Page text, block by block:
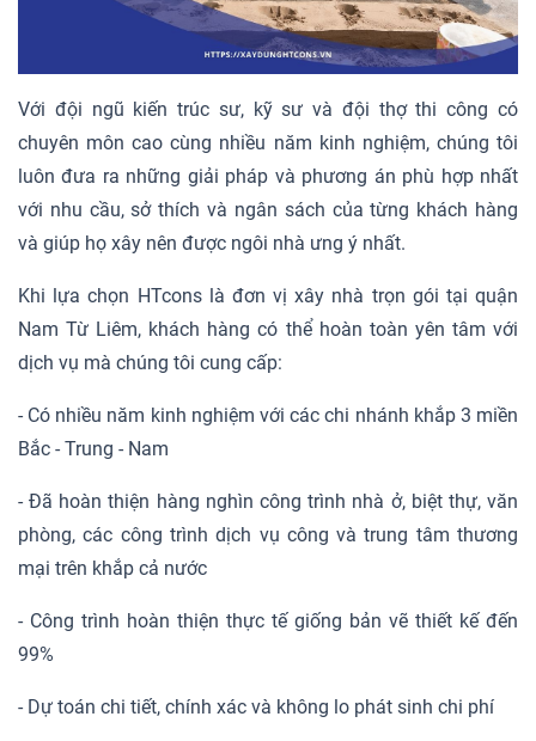
Với đội ngũ kiến trúc sư, kỹ sư và đội thợ thi công có
chuyên môn cao cùng nhiều năm kinh nghiệm, chúng tôi
luôn đưa ra những giải pháp và phương án phù hợp nhất
với nhu cầu, sở thích và ngân sách của từng khách hàng
và giúp họ xây nên được ngôi nhà ưng ý nhất.
Khi lựa chọn HTcons là đơn vị xây nhà trọn gói tại quận
Nam Từ Liêm, khách hàng có thể hoàn toàn yên tâm với
dịch vụ mà chúng tôi cung cấp:
- Có nhiều năm kinh nghiệm với các chi nhánh khắp 3 miền
Bắc - Trung - Nam
- Đã hoàn thiện hàng nghìn công trình nhà ở, biệt thự, văn
phòng, các công trình dịch vụ công và trung tâm thương
mại trên khắp cả nước
- Công trình hoàn thiện thực tế giống bản vẽ thiết kế đến
99%
- Dự toán chi tiết, chính xác và không lo phát sinh chi phí